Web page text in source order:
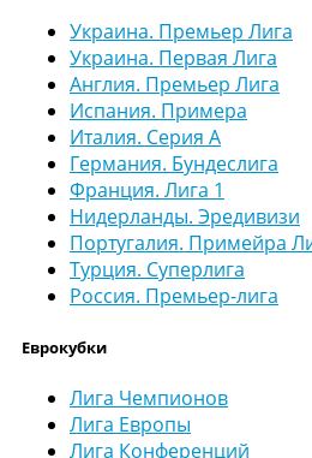
Украина. Премьер Лига
Украина. Первая Лига
Англия. Премьер Лига
Испания. Примера
Италия. Серия А
Германия. Бундеслига
Франция. Лига 1
Нидерланды. Эредивизи
Португалия. Примейра
Турция. Суперлига
Россия. Премьер-лига
Еврокубки
Лига Чемпионов
Лига Европы
Лига Конференций